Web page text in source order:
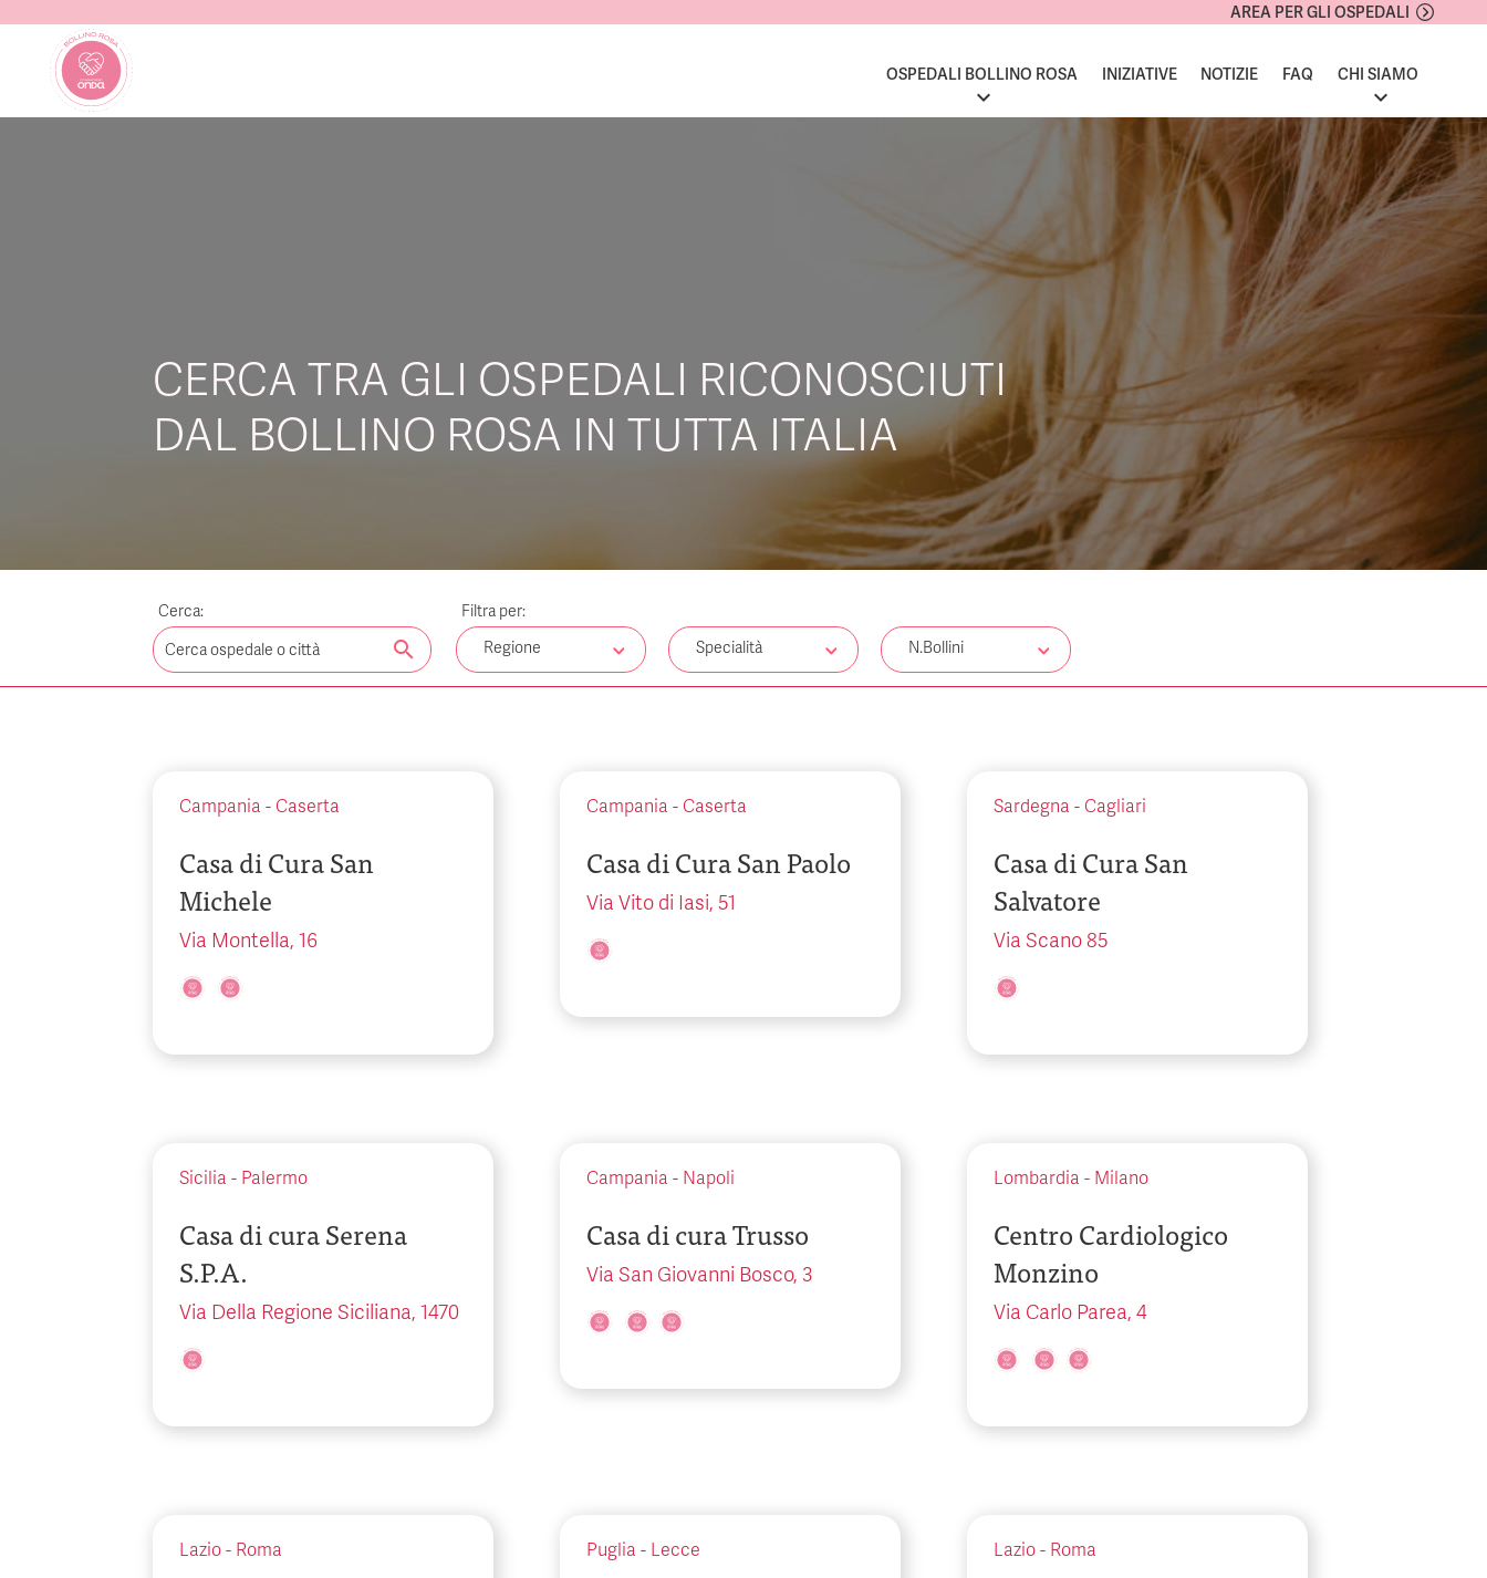
AREA PER GLI OSPEDALI
OSPEDALI BOLLINO ROSA INIZIATIVE NOTIZIE FAQ CHI SIAMO
CERCA TRA GLI OSPEDALI RICONOSCIUTI
DAL BOLLINO ROSA IN TUTTA ITALIA
Cerca:
search
Filtra per:
Regione
Specialità N.Bollini
Campania - Caserta
Casa di Cura San
Michele
Via Montella, 16
Campania - Caserta
Casa di Cura San Paolo
Via Vito di Iasi, 51
Sardegna - Cagliari
Casa di Cura San
Salvatore
Via Scano 85
Sicilia - Palermo
Casa di cura Serena
S.P.A.
Via Della Regione Siciliana, 1470
Campania - Napoli
Casa di cura Trusso
Via San Giovanni Bosco, 3
Lombardia - Milano
Centro Cardiologico
Monzino
Via Carlo Parea, 4
Lazio - Roma Puglia - Lecce Lazio- Roma